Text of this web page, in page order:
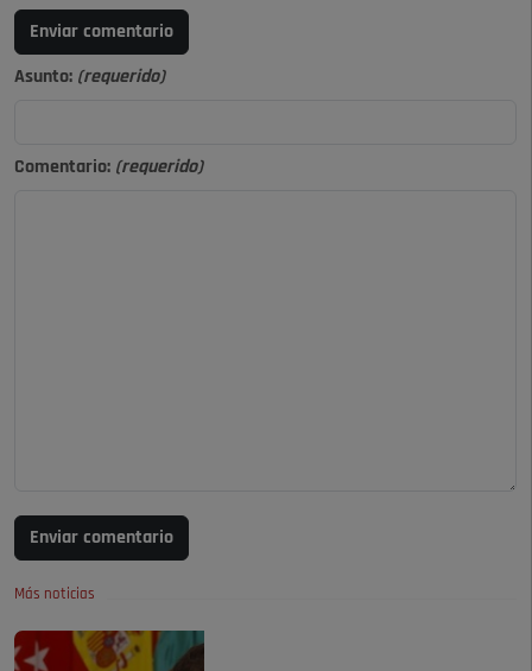
Enviar comentario
Asunto: (requerido)
Comentario: (requerido)
Enviar comentario
Más noticias